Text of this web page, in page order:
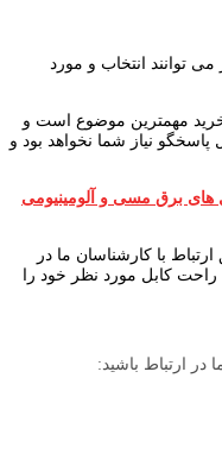
توانند انتخاب و مورد
مهمترین موضوع است و
نیاز شما نخواهد بود و
های برق مسی و آلومینیومی
با کارشناسان ما در
کابل مورد نظر خود را
ارتباط باشید: